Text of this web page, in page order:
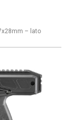
– lato